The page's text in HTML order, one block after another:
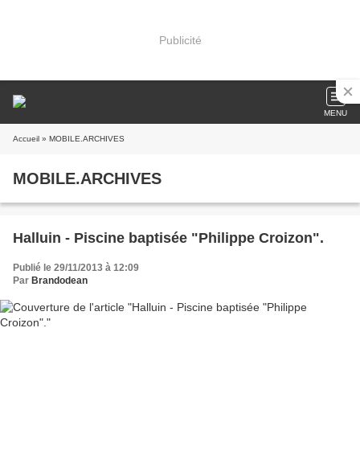
Publicité
MENU
Accueil » MOBILE.ARCHIVES
MOBILE.ARCHIVES
Halluin - Piscine baptisée "Philippe Croizon".
Publié le 29/11/2013 à 12:09
Par Brandodean